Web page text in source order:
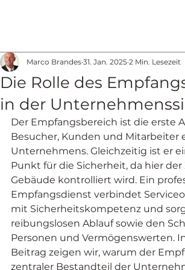
Die Rolle des
in der
Marco Brandes 31. Jan. 2025 2 Min. Lesezeit
Der Empfangsbereich ist die erste
Besucher, Kunden und Mitarbeiter
Unternehmens. Gleichzeitig ist er
Punkt für die Sicherheit, da hier
Gebäude kontrolliert wird. Ein
Empfangsdienst verbindet
mit Sicherheitskompetenz und
reibungslosen Ablauf sowie den
Personen und Vermögenswerten.
Beitrag zeigen wir, warum der
zentraler Bestandteil der